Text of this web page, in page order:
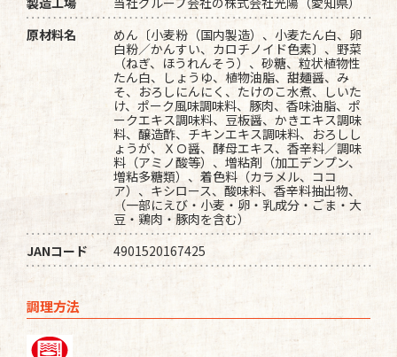
原材料名
めん〔小麦粉（国内製造）、小麦たん白、卵
白粉／かんすい、カロチノイド色素〕、野菜
（ねぎ、ほうれんそう）、砂糖、粒状植物性
たん白、しょうゆ、植物油脂、甜麺醤、み
そ、おろしにんにく、たけのこ水煮、しいた
け、ポーク風味調味料、豚肉、香味油脂、ポ
ークエキス調味料、豆板醤、かきエキス調味
料、醸造酢、チキンエキス調味料、おろしし
ょうが、ＸＯ醤、酵母エキス、香辛料／調味
料（アミノ酸等）、増粘剤（加工デンプン、
増粘多糖類）、着色料（カラメル、ココ
ア）、キシロース、酸味料、香辛料抽出物、
（一部にえび・小麦・卵・乳成分・ごま・大
豆・鶏肉・豚肉を含む）
JANコード
4901520167425
調理方法